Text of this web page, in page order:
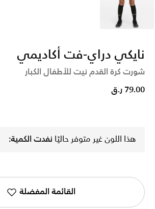
أسود
نايكي دراي-فت أكاديمي
شورت كرة القدم نيت للأطفال الكبار
79.00 ر.ق
هذا اللون غير متوفر حاليًا نفدت الكمية:
القائمة المفضلة